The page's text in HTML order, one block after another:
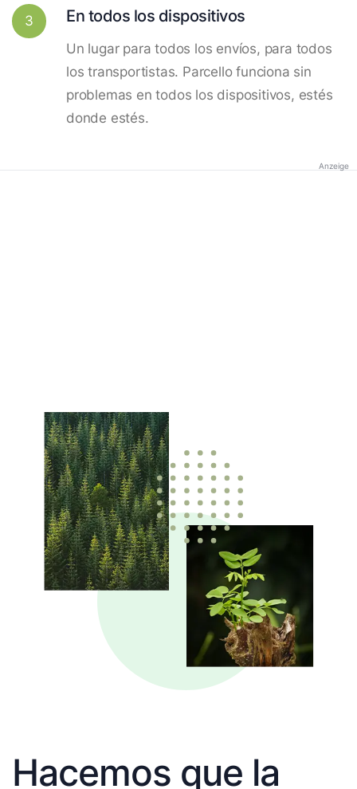
3 En todos los dispositivos
Un lugar para todos los envíos, para todos
los transportistas. Parcello funciona sin
problemas en todos los dispositivos, estés
donde estés.
Anzeige
Hacemos que la